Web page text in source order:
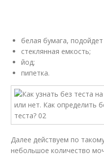
белая бумага,
стеклянная емкость;
йод;
пипетка.
Далее действуем по
небольшое количество